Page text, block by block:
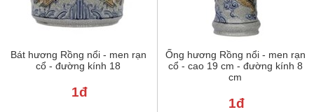
Bát hương Rồng nổi - men rạn
cổ - đường kính 18
1đ
Ống hương Rồng nổi - men rạn
cổ - cao 19 cm - đường kính 8
cm
1đ